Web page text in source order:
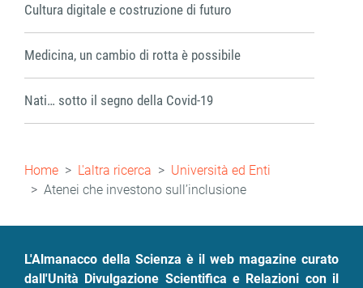
Cultura digitale e costruzione di futuro
Medicina, un cambio di rotta è possibile
Nati… sotto il segno della Covid-19
Briciole
di
pane
Home L'altra ricerca
Università ed Enti
Atenei che investono sull’inclusione
L'Almanacco della Scienza è il web magazine curato
dall'Unità Divulgazione Scientifica e Relazioni con il